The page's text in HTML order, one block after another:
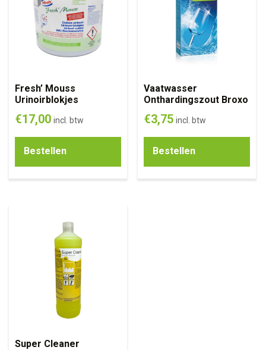
Fresh’ Mouss
Urinoirblokjes
€17,00 incl. btw
Bestellen
Vaatwasser
Onthardingszout Broxo
€3,75 incl. btw
Bestellen
Super Cleaner